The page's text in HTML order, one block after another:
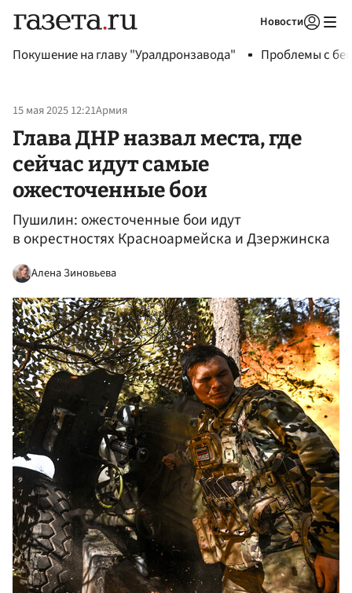
Новости
Покушение на главу "Уралдронзавода" Проблемы с
15 мая 2025 12:21Армия
Глава ДНР назвал места, где
сейчас идут самые
ожесточенные бои
Пушилин: ожесточенные бои идут
в окрестностях Красноармейска и Дзержинска
Алена Зиновьева